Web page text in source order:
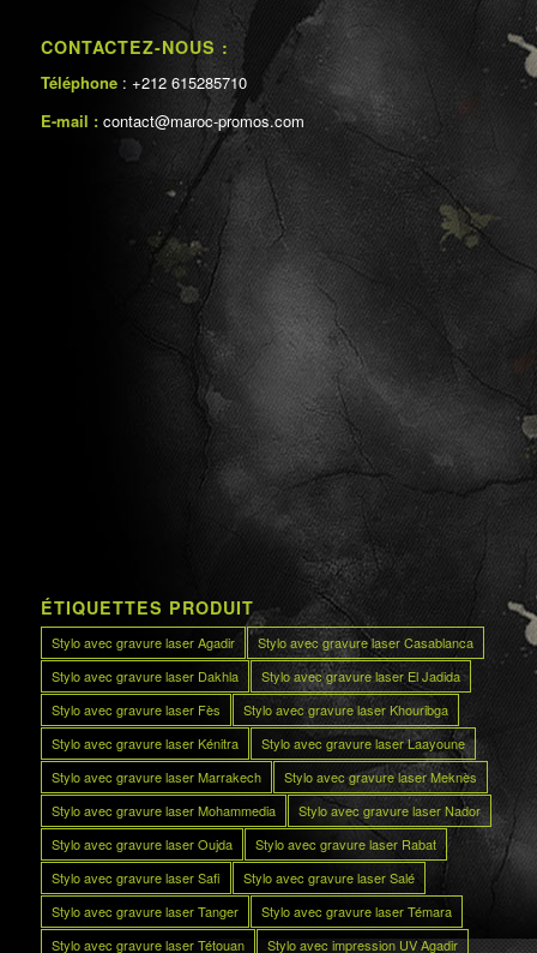
CONTACTEZ-NOUS :
Téléphone : +212 615285710
E-mail : contact@maroc-promos.com
ÉTIQUETTES PRODUIT
Stylo avec gravure laser Agadir
Stylo avec gravure laser Casablanca
Stylo avec gravure laser Dakhla
Stylo avec gravure laser El Jadida
Stylo avec gravure laser Fès
Stylo avec gravure laser Khouribga
Stylo avec gravure laser Kénitra
Stylo avec gravure laser Laayoune
Stylo avec gravure laser Marrakech
Stylo avec gravure laser Meknès
Stylo avec gravure laser Mohammedia
Stylo avec gravure laser Nador
Stylo avec gravure laser Oujda
Stylo avec gravure laser Rabat
Stylo avec gravure laser Safi
Stylo avec gravure laser Salé
Stylo avec gravure laser Tanger
Stylo avec gravure laser Témara
Stylo avec gravure laser Tétouan
Stylo avec impression UV Agadir